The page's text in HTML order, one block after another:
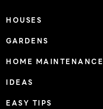
HOUSES
GARDENS
HOME MAINTENANCE
IDEAS
EASY TIPS